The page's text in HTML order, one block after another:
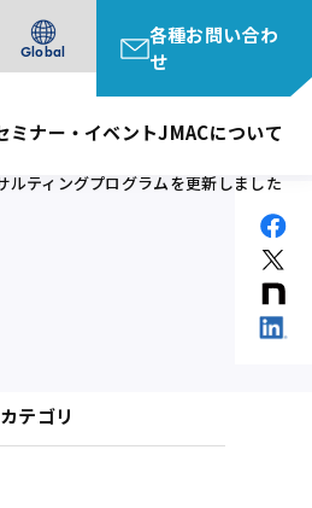
Global
各種お問い合わ
せ
ミナー・イベントJMACについて
ルティングプログラムを更新しました
テゴリ